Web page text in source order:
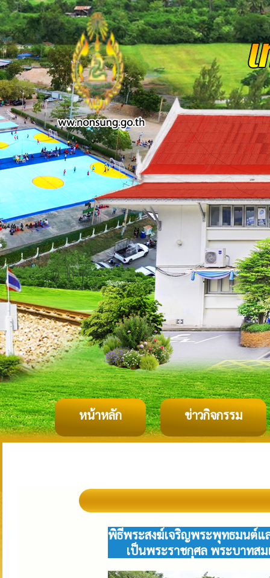
หน้าหลัก ข่าวกิจกรรม
พิธีพระสงฆ์เจริญพระพุทธมนต์แ
เป็นพระราชกุศล พระบาทสม